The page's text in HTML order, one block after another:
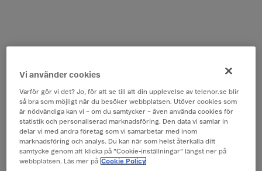
Vi använder cookies
Varför gör vi det? Jo, för att se till att din upplevelse av telenor.se blir
så bra som möjligt när du besöker webbplatsen. Utöver cookies som
är nödvändiga kan vi – om du samtycker – även använda cookies för
statistik och personaliserad marknadsföring. Den data vi samlar in
delar vi med andra företag som vi samarbetar med inom
marknadsföring och analys. Du kan när som helst återkalla ditt
samtycke genom att klicka på ”Cookie-inställningar” längst ner på
webbplatsen. Läs mer på Cookie Policy